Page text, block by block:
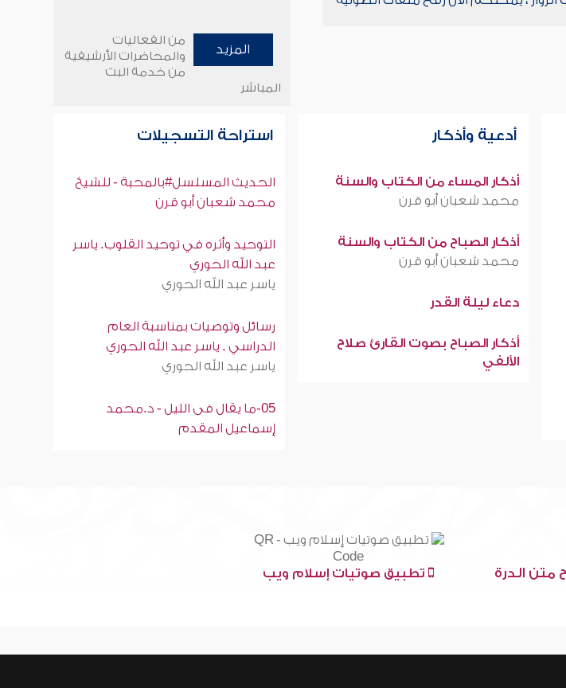
المزيد
من الفعاليات
والمحاضرات الأرشيفية
من خدمة البث
المباشر
أدعية وأذكار
أذكار المساء من الكتاب والسنة
محمد شعبان أبو قرن
أذكار الصباح من الكتاب والسنة
محمد شعبان أبو قرن
دعاء ليلة القدر
أذكار الصباح بصوت القارئ صلاح
الألفي
استراحة التسجيلات
الحديث المسلسل#بالمحبة - للشيخ
محمد شعبان أبو قرن
التوحيد وأثره في توحيد القلوب. ياسر
عبد الله الحوري
ياسر عبد الله الحوري
رسائل وتوصيات بمناسبة العام
الدراسي . ياسر عبد الله الحوري
ياسر عبد الله الحوري
05-ما يقال فى الليل - د.محمد
إسماعيل المقدم
متن الدرة تطبيق صوتيات إسلام ويب